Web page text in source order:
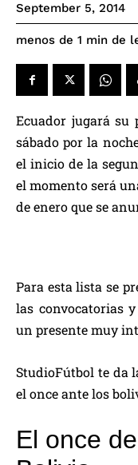
September 5, 2014
menos de 1 min de
Ecuador jugará su
sábado por la
el inicio de la
el momento será
de enero que se
Para esta lista se
las convocatorias y
un presente muy
StudioFútbol te da
el once ante los